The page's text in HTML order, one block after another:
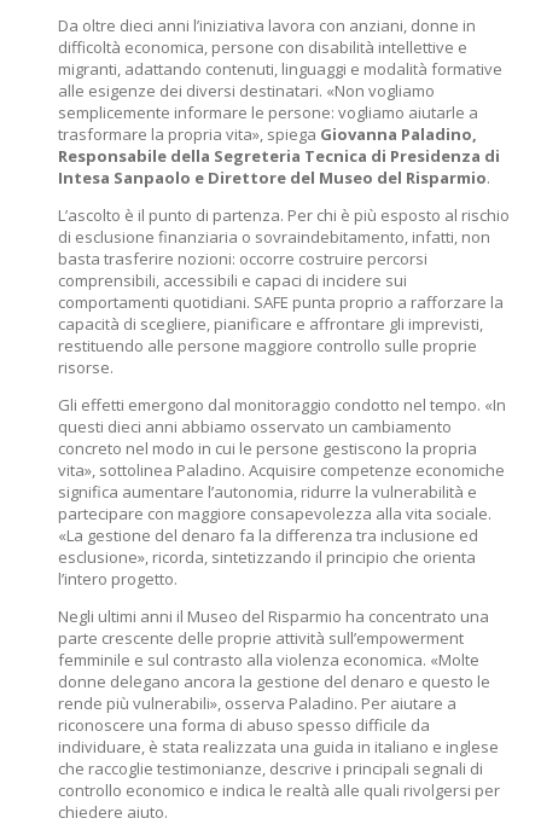
Da oltre dieci anni l’iniziativa lavora con anziani, donne in
difficoltà economica, persone con disabilità intellettive e
migranti, adattando contenuti, linguaggi e modalità formative
alle esigenze dei diversi destinatari. «Non vogliamo
semplicemente informare le persone: vogliamo aiutarle a
trasformare la propria vita», spiega Giovanna Paladino,
Responsabile della Segreteria Tecnica di Presidenza di
Intesa Sanpaolo e Direttore del Museo del Risparmio.
L’ascolto è il punto di partenza. Per chi è più esposto al rischio
di esclusione finanziaria o sovraindebitamento, infatti, non
basta trasferire nozioni: occorre costruire percorsi
comprensibili, accessibili e capaci di incidere sui
comportamenti quotidiani. SAFE punta proprio a rafforzare la
capacità di scegliere, pianificare e affrontare gli imprevisti,
restituendo alle persone maggiore controllo sulle proprie
risorse.
Gli effetti emergono dal monitoraggio condotto nel tempo. «In
questi dieci anni abbiamo osservato un cambiamento
concreto nel modo in cui le persone gestiscono la propria
vita», sottolinea Paladino. Acquisire competenze economiche
significa aumentare l’autonomia, ridurre la vulnerabilità e
partecipare con maggiore consapevolezza alla vita sociale.
«La gestione del denaro fa la differenza tra inclusione ed
esclusione», ricorda, sintetizzando il principio che orienta
l’intero progetto.
Negli ultimi anni il Museo del Risparmio ha concentrato una
parte crescente delle proprie attività sull’empowerment
femminile e sul contrasto alla violenza economica. «Molte
donne delegano ancora la gestione del denaro e questo le
rende più vulnerabili», osserva Paladino. Per aiutare a
riconoscere una forma di abuso spesso difficile da
individuare, è stata realizzata una guida in italiano e inglese
che raccoglie testimonianze, descrive i principali segnali di
controllo economico e indica le realtà alle quali rivolgersi per
chiedere aiuto.